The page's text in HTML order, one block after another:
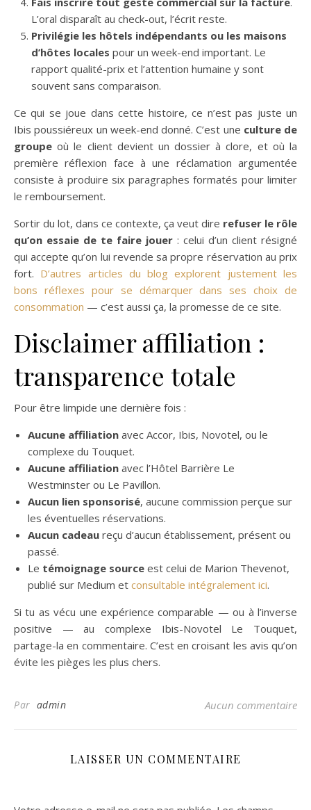
L’oral disparaît au check-out, l’écrit reste.
Privilégie les hôtels indépendants ou les maisons
d’hôtes locales pour un week-end important. Le
rapport qualité-prix et l’attention humaine y sont
souvent sans comparaison.
Ce qui se joue dans cette histoire, ce n’est pas juste un
Ibis poussiéreux un week-end donné. C’est une culture de
groupe où le client devient un dossier à clore, et où la
première réflexion face à une réclamation argumentée
consiste à produire six paragraphes formatés pour limiter
le remboursement.
Sortir du lot, dans ce contexte, ça veut dire refuser le rôle
qu’on essaie de te faire jouer : celui d’un client résigné
qui accepte qu’on lui revende sa propre réservation au prix
fort. D’autres articles du blog explorent justement les
bons réflexes pour se démarquer dans ses choix de
consommation — c’est aussi ça, la promesse de ce site.
Disclaimer affiliation :
transparence totale
Pour être limpide une dernière fois :
Aucune affiliation avec Accor, Ibis, Novotel, ou le
complexe du Touquet.
Aucune affiliation avec l’Hôtel Barrière Le
Westminster ou Le Pavillon.
Aucun lien sponsorisé, aucune commission perçue sur
les éventuelles réservations.
Aucun cadeau reçu d’aucun établissement, présent ou
passé.
Le témoignage source est celui de Marion Thevenot,
publié sur Medium et consultable intégralement ici.
Si tu as vécu une expérience comparable — ou à l’inverse
positive — au complexe Ibis-Novotel Le Touquet,
partage-la en commentaire. C’est en croisant les avis qu’on
évite les pièges les plus chers.
Par admin Aucun commentaire
LAISSER UN COMMENTAIRE